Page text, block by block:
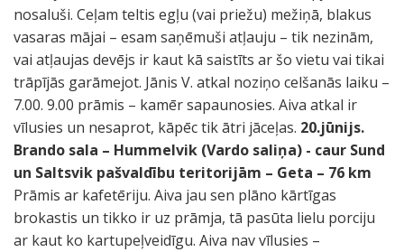
nosaluši. Ceļam teltis egļu (vai priežu) mežiņā, blakus
vasaras mājai – esam saņēmuši atļauju – tik nezinām,
vai atļaujas devējs ir kaut kā saistīts ar šo vietu vai tikai
trāpījās garāmejot. Jānis V. atkal noziņo celšanās laiku –
7.00. 9.00 prāmis – kamēr sapaunosies. Aiva atkal ir
vīlusies un nesaprot, kāpēc tik ātri jāceļas. 20.jūnijs.
Brando sala – Hummelvik (Vardo saliņa) - caur Sund
un Saltsvik pašvaldību teritorijām – Geta – 76 km
Prāmis ar kafetēriju. Aiva jau sen plāno kārtīgas
brokastis un tikko ir uz prāmja, tā pasūta lielu porciju
ar kaut ko kartupeļveidīgu. Aiva nav vīlusies –